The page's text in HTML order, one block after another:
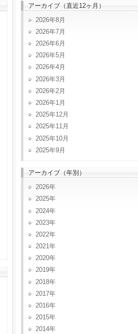
アーカイブ（直近12ヶ月）
2026年8月
2026年7月
2026年6月
2026年5月
2026年4月
2026年3月
2026年2月
2026年1月
2025年12月
2025年11月
2025年10月
2025年9月
アーカイブ（年別）
2026
2025
2024
2023
2022
2021
2020
2019
2018
2017
2016
2015
2014